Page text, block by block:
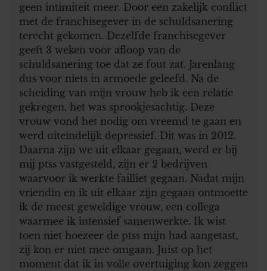
geen intimiteit meer. Door een zakelijk conflict
met de franchisegever in de schuldsanering
terecht gekomen. Dezelfde franchisegever
geeft 3 weken voor afloop van de
schuldsanering toe dat ze fout zat. Jarenlang
dus voor niets in armoede geleefd. Na de
scheiding van mijn vrouw heb ik een relatie
gekregen, het was sprookjesachtig. Deze
vrouw vond het nodig om vreemd te gaan en
werd uiteindelijk depressief. Dit was in 2012.
Daarna zijn we uit elkaar gegaan, werd er bij
mij ptss vastgesteld, zijn er 2 bedrijven
waarvoor ik werkte failliet gegaan. Nadat mijn
vriendin en ik uit elkaar zijn gegaan ontmoette
ik de meest geweldige vrouw, een collega
waarmee ik intensief samenwerkte. Ik wist
toen niet hoezeer de ptss mijn had aangetast,
zij kon er niet mee omgaan. Juist op het
moment dat ik in volle overtuiging kon zeggen